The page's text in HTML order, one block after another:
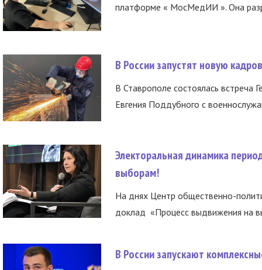
платформе « МосМедИИ ». Она
В России запустят новую
В Ставрополе состоялась встреча
Евгения Поддубного с
Электоральная динамика
выборам!
На днях Центр общественно-
доклад «Процесс выдвижения на
В России запускают